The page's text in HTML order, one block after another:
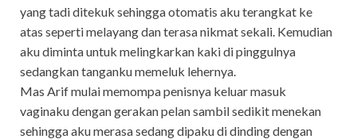
yang tadi ditekuk sehingga otomatis aku terangkat ke
atas seperti melayang dan terasa nikmat sekali. Kemudian
aku diminta untuk melingkarkan kaki di pinggulnya
sedangkan tanganku memeluk lehernya.
Mas Arif mulai memompa penisnya keluar masuk
vaginaku dengan gerakan pelan sambil sedikit menekan
sehingga aku merasa sedang dipaku di dinding dengan